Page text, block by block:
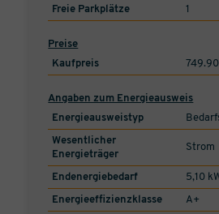
Freie Parkplätze 1
Preise
Kaufpreis
Angaben zum Energieausweis
Energieausweistyp
Wesentlicher
Energieträger
Strom
Endenergiebedarf 5,10
Energieeffizienzklasse A+